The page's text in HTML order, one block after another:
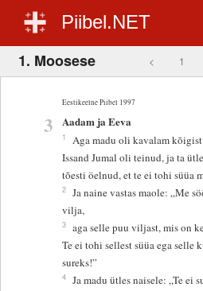
Piibel.NET
1. Moosese < 1
Eestikeelne Piibel 1997
3 Aadam ja Eeva
1
Aga madu oli kavalam
Issand Jumal oli teinud, ja ta
tõesti öelnud, et te ei tohi süüa
2 Ja naine vastas maole: „Me
vilja,
3 aga selle puu viljast, mis on
Te ei tohi sellest süüa ega selle
sureks!”
4 Ja madu ütles naisele: „Te ei